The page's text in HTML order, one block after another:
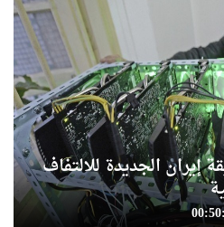
إيران الجديدة للالتفاف